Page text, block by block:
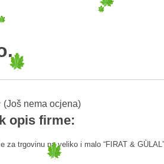
(Još nema ocjena)
opis firme:
za trgovinu na veliko i malo “FIRAT &